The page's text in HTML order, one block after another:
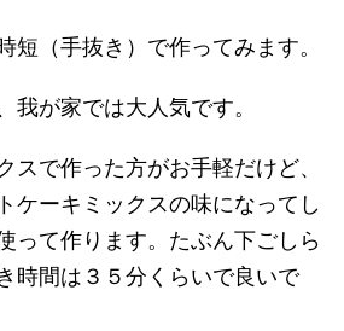
短（手抜き）で作ってみます。
我が家では大人気です。
スで作った方がお手軽だけど、
ケーキミックスの味になってし
って作ります。たぶん下ごしら
時間は３５分くらいで良いで